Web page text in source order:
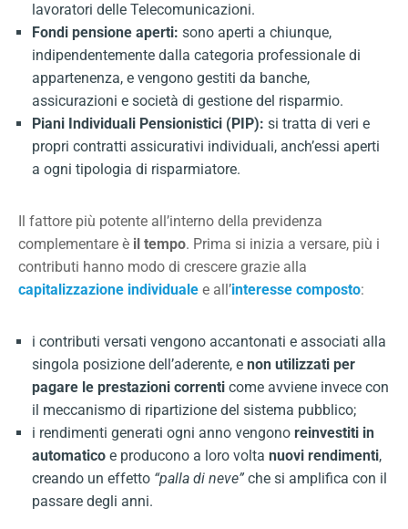
lavoratori delle Telecomunicazioni.
Fondi pensione aperti: sono aperti a chiunque,
indipendentemente dalla categoria professionale di
appartenenza, e vengono gestiti da banche,
assicurazioni e società di gestione del risparmio.
Piani Individuali Pensionistici (PIP): si tratta di veri e
propri contratti assicurativi individuali, anch’essi aperti
a ogni tipologia di risparmiatore.
Il fattore più potente all’interno della previdenza
complementare è il tempo. Prima si inizia a versare, più i
contributi hanno modo di crescere grazie alla
capitalizzazione individuale e all’interesse composto:
i contributi versati vengono accantonati e associati alla
singola posizione dell’aderente, e non utilizzati per
pagare le prestazioni correnti come avviene invece con
il meccanismo di ripartizione del sistema pubblico;
i rendimenti generati ogni anno vengono reinvestiti in
automatico e producono a loro volta nuovi rendimenti,
creando un effetto “palla di neve” che si amplifica con il
passare degli anni.